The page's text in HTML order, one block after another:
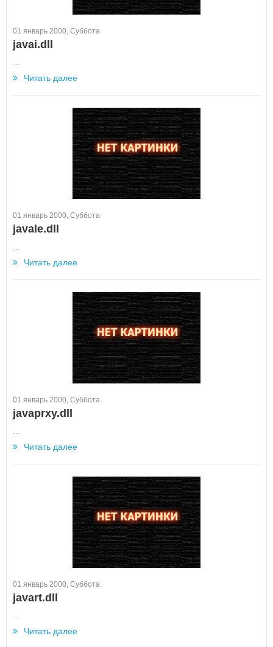
01 январь 2000, Суббота
javai.dll
Читать далее
01 январь 2000, Суббота
javale.dll
Читать далее
01 январь 2000, Суббота
javaprxy.dll
Читать далее
01 январь 2000, Суббота
javart.dll
Читать далее